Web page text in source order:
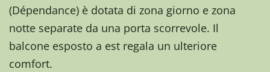
(Dépendance) è dotata di zona giorno e zona
notte separate da una porta scorrevole. Il
balcone esposto a est regala un ulteriore
comfort.